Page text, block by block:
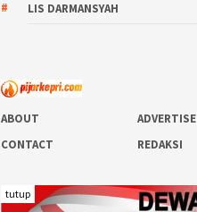
LIS DARMANSYAH
ABOUT ADVERTISE
CONTACT
REDAKSI
tutup